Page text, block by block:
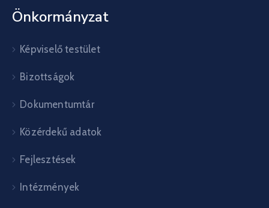
Önkormányzat
Képviselő testület
Bizottságok
Dokumentumtár
Közérdekű adatok
Fejlesztések
Intézmények